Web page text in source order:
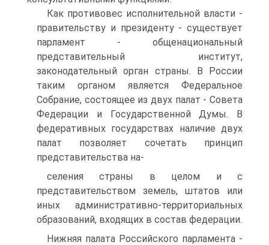
Как противовес исполнительной власти -
правительству и президенту - существует
парламент - общенациональный
представительный институт,
законодательный орган страны. В России
таким органом является Федеральное
Собрание, состоящее из двух палат - Совета
Федерации и Государственной Думы. В
федеративных государствах наличие двух
палат позволяет сочетать принцип
представительства на-
селения страны в целом и с
представительством земель, штатов или
иных административно-территориальных
образований, входящих в состав федерации.
Нижняя палата Российского парламента -